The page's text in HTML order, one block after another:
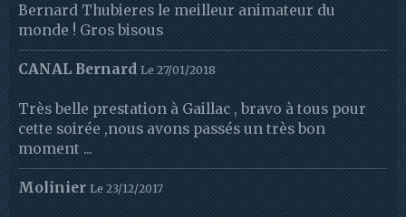
Bernard Thubieres le meilleur animateur du
monde ! Gros bisous
CANAL Bernard Le 27/01/2018
Très belle prestation à Gaillac , bravo à tous pour
cette soirée ,nous avons passés un très bon
moment ...
Molinier Le 23/12/2017